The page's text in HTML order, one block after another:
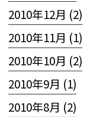
2010年12月 (2)
2010年11月 (1)
2010年10月 (2)
2010年9月 (1)
2010年8月 (2)